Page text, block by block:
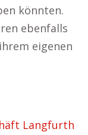
könnten.
ebenfalls
eigenen
Langfurth